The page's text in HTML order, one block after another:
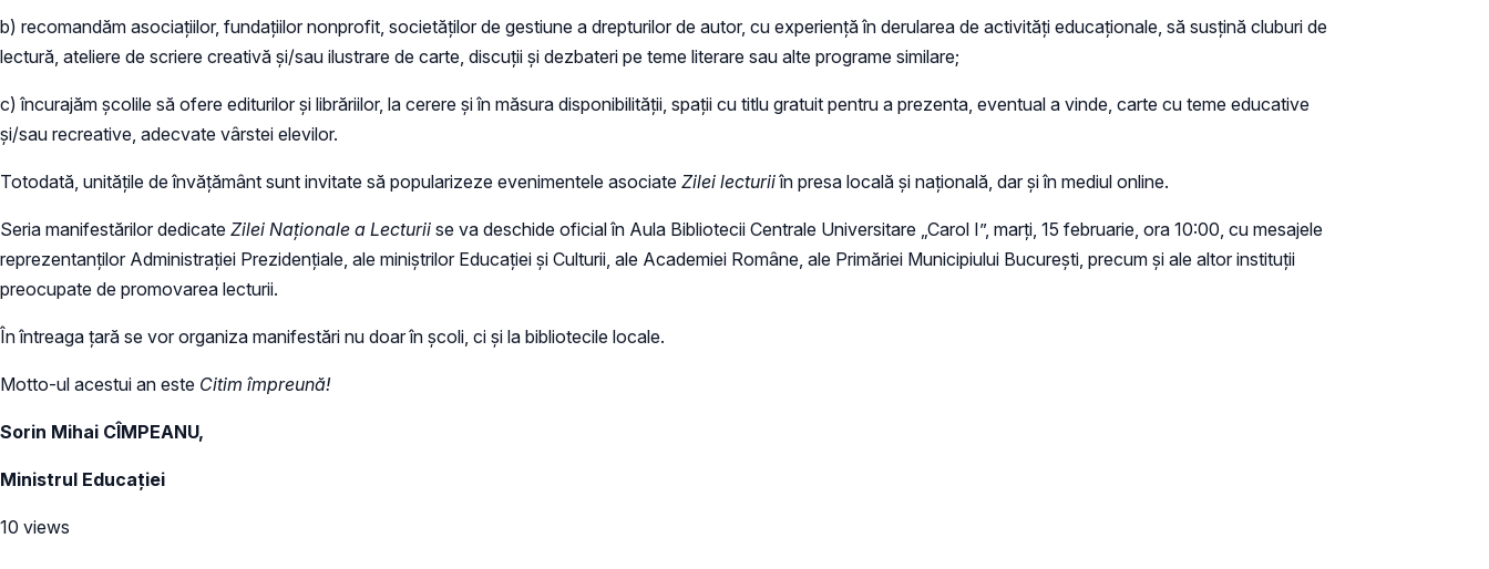
b) recomandăm asociațiilor, fundațiilor nonprofit, societăților de gestiune a drepturilor de autor, cu experiență în derularea de activități educaționale, să susțină cluburi de
lectură, ateliere de scriere creativă și/sau ilustrare de carte, discuții și dezbateri pe teme literare sau alte programe similare;
c) încurajăm școlile să ofere editurilor și librăriilor, la cerere și în măsura disponibilității, spații cu titlu gratuit pentru a prezenta, eventual a vinde, carte cu teme educative
și/sau recreative, adecvate vârstei elevilor.
Totodată, unitățile de învățământ sunt invitate să popularizeze evenimentele asociate Zilei lecturiiîn presa locală și națională, dar și în mediul online.
Seria manifestărilor dedicate Zilei Naționale a Lecturii se va deschide oficial în Aula Bibliotecii Centrale Universitare „Carol I”, marți, 15 februarie, ora 10:00, cu mesajele
reprezentanților Administrației Prezidențiale, ale miniștrilor Educației și Culturii, ale Academiei Române, ale Primăriei Municipiului București, precum și ale altor instituții
preocupate de promovarea lecturii.
În întreaga țară se vor organiza manifestări nu doar în școli, ci și la bibliotecile locale.
Motto-ul acestui an este Citim împreună!
Sorin Mihai CÎMPEANU,
Ministrul Educației
10 views